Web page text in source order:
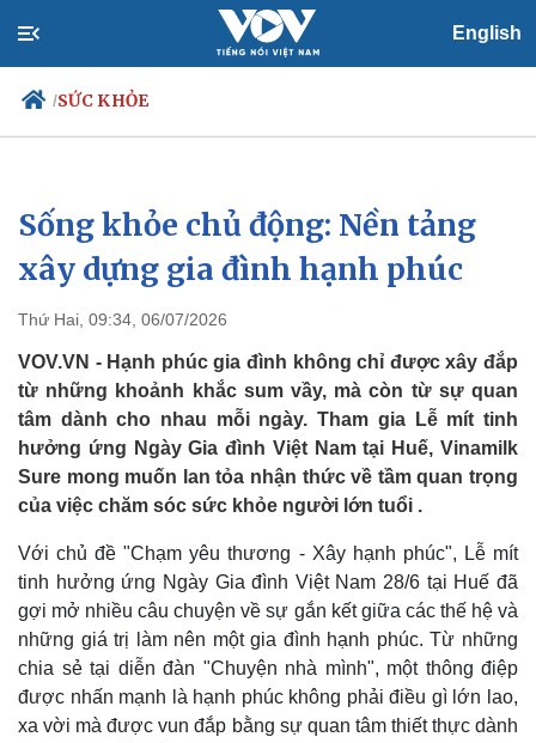
English
/SỨC KHỎE
Chính trị
Đảng
Tổ chức nhân sự
Nhận diện sự thật
Xã hội
Tin 24h
Dự báo thời tiết
Việc làm
Biển đảo
Sống khỏe chủ động: Nền tảng
xây dựng gia đình hạnh phúc
Thứ Hai, 09:34, 06/07/2026
VOV.VN - Hạnh phúc gia đình không chỉ được xây đắp
từ những khoảnh khắc sum vầy, mà còn từ sự quan
tâm dành cho nhau mỗi ngày. Tham gia Lễ mít tinh
hưởng ứng Ngày Gia đình Việt Nam tại Huế, Vinamilk
Sure mong muốn lan tỏa nhận thức về tầm quan trọng
của việc chăm sóc sức khỏe người lớn tuổi .
Với chủ đề "Chạm yêu thương - Xây hạnh phúc", Lễ mít
tinh hưởng ứng Ngày Gia đình Việt Nam 28/6 tại Huế đã
gợi mở nhiều câu chuyện về sự gắn kết giữa các thế hệ và
những giá trị làm nên một gia đình hạnh phúc. Từ những
chia sẻ tại diễn đàn "Chuyện nhà mình", một thông điệp
được nhấn mạnh là hạnh phúc không phải điều gì lớn lao,
xa vời mà được vun đắp bằng sự quan tâm thiết thực dành